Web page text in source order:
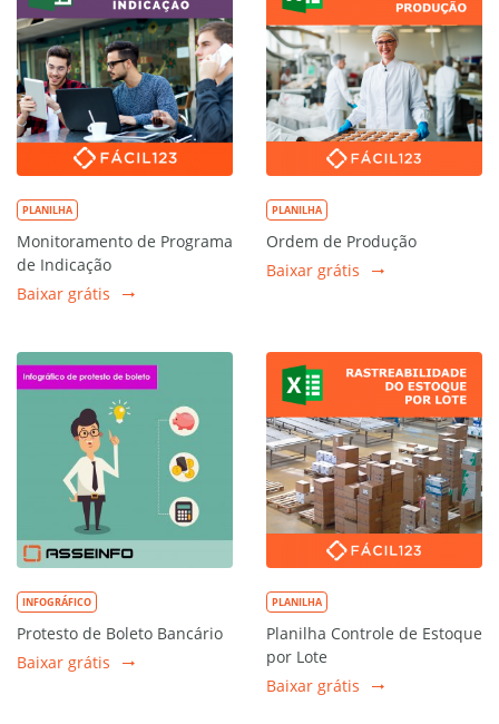
PLANILHA
Monitoramento de Programa
de Indicação
Baixar grátis
PLANILHA
Ordem de Produção
Baixar grátis
INFOGRÁFICO
Protesto de Boleto Bancário
Baixar grátis
PLANILHA
Planilha Controle de Estoque
por Lote
Baixar grátis